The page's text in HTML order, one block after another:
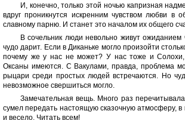
И, конечно, только этой ночью капризная
вдруг проникнутся искренним чувством любви в
славному парню. И станет это началом их общего
В сочельник люди невольно живут ожиданием
чудо дарит. Если в Диканьке могло произойти
почему же у нас не может? У нас тоже и
Оксаны имеются. С Вакулами, правда, проблема
рыцари среди простых людей встречаются. Но
невозможное свершиться могло.
Замечательная вещь. Много раз
сумел передать настоящую сказочную атмосферу,
и весело. Читать всем!